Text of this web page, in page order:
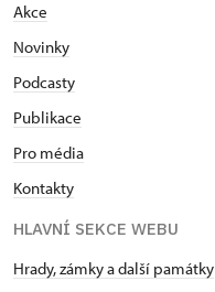
Akce
Novinky
Podcasty
Publikace
Pro média
Kontakty
HLAVNÍ SEKCE WEBU
Hrady, zámky a další památky